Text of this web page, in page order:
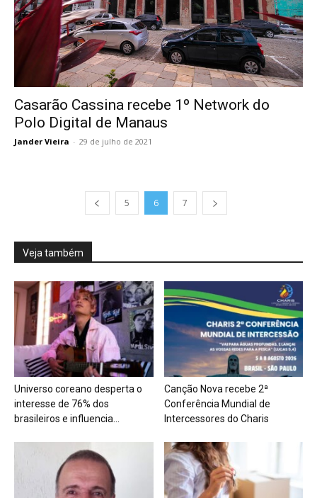
Casarão Cassina recebe 1º Network do
Polo Digital de Manaus
Jander Vieira - 29 de julho de 2021
5 6 7
Veja também
Universo coreano desperta o
interesse de 76% dos
brasileiros e influencia...
Canção Nova recebe 2ª
Conferência Mundial de
Intercessores do Charis